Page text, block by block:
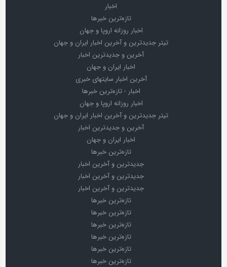
اخبار
تازه‌ترین خبرها
اخبار روزانه اروپا و جهان
تیتر جدیدترین و آخرین اخبار ایران و جهان
آخرین و جدیدترین اخبار
اخبار ایران و جهان
آخرین اخبار سایتهای خبری
اخبار - تازه‌ترین خبرها
اخبار روزانه اروپا و جهان
تیتر جدیدترین و آخرین اخبار ایران و جهان
آخرین و جدیدترین اخبار
اخبار ایران و جهان
تازه‌ترین خبرها
جدیدترین و آخرین اخبار
جدیدترین و آخرین اخبار
جدیدترین و آخرین اخبار
تازه‌ترین خبرها
تازه‌ترین خبرها
تازه‌ترین خبرها
تازه‌ترین خبرها
تازه‌ترین خبرها
تازه‌ترین خبرها